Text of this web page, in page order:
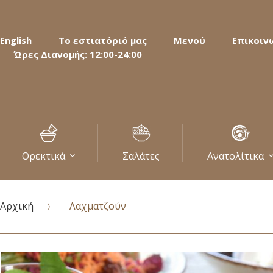
English Το εστιατόριό μας Μενού
Ώρες Διανομής: 12:00-24:00
Ορεκτικά Σαλάτες Ανατολίτικα
Αρχική Λαχματζούν
Μετάβαση